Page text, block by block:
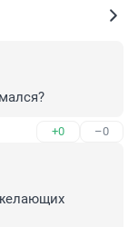
+0 –0